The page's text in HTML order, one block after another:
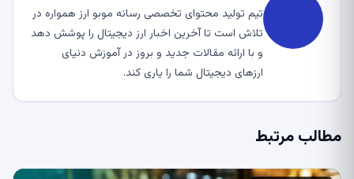
تیم تولید محتوای تخصصی رسانه موبو ارز همواره در
تلاش است تا آخرین اخبار ارز دیجیتال را پوشش دهد
و با ارائه مقالات جدید و بروز در آموزش دنیای
ارزهای دیجیتال شما را یاری کند.
مطالب مرتبط